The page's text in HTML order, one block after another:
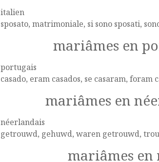
italien
sposato, matrimoniale, si sono sposati,
mariâmes en
portugais
casado, eram casados, se casaram, foram
mariâmes en
néerlandais
getrouwd, gehuwd, waren getrouwd,
mariâmes en